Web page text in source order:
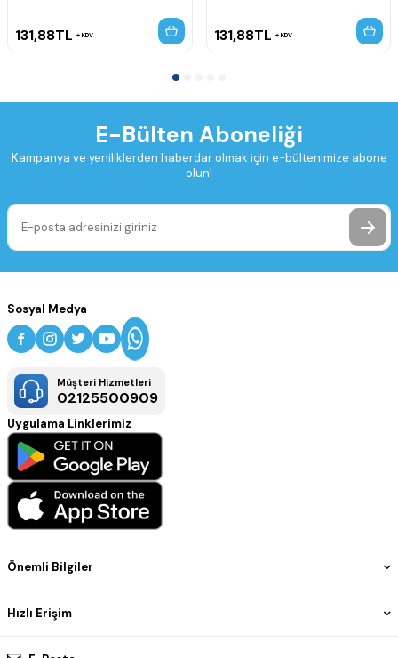
131,88TL KDV 131,88TL KDV
E-Bülten Aboneliği
Kampanya ve yeniliklerden haberdar olmak için e-bültenimize abone
olun!
Önemli Bilgiler
Hızlı Erişim
Sosyal Medya
Müşteri Hizmetleri
02125500909
Uygulama Linklerimiz